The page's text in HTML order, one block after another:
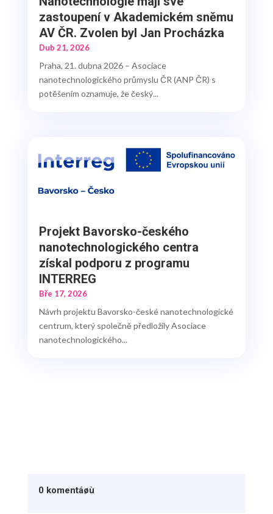
zastoupení v Akademickém sněmu
AV ČR. Zvolen byl Jan Procházka
Dub 21, 2026
Praha, 21. dubna 2026 – Asociace
nanotechnologického průmyslu ČR (ANP ČR) s
potěšením oznamuje, že český...
Projekt Bavorsko-českého
nanotechnologického centra
získal podporu z programu
INTERREG
Bře 17, 2026
Návrh projektu Bavorsko-české nanotechnologické
centrum, který společně předložily Asociace
nanotechnologického...
0 komentáøù